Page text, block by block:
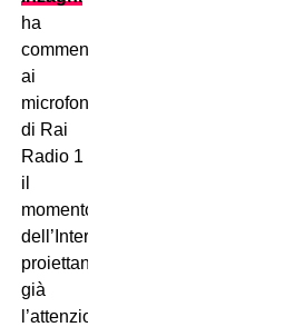
ha
commentato
ai
microfoni
di Rai
Radio 1
il
momento
dell’Inter,
proiettando
già
l’attenzione